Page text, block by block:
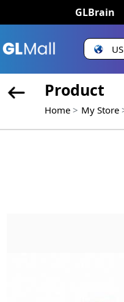
GLBrain
US
Product
Home My Store